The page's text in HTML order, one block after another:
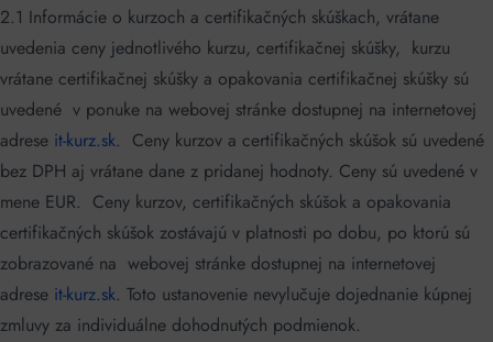
2.1 Informácie o kurzoch a certifikačných skúškach, vrátane
uvedenia ceny jednotlivého kurzu, certifikačnej skúšky, kurzu
vrátane certifikačnej skúšky a opakovania certifikačnej skúšky sú
uvedené v ponuke na webovej stránke dostupnej na internetovej
adrese it-kurz.sk. Ceny kurzov a certifikačných skúšok sú uvedené
bez DPH aj vrátane dane z pridanej hodnoty. Ceny sú uvedené v
mene EUR. Ceny kurzov, certifikačných skúšok a opakovania
certifikačných skúšok zostávajú v platnosti po dobu, po ktorú sú
zobrazované na webovej stránke dostupnej na internetovej
adrese it-kurz.sk. Toto ustanovenie nevylučuje dojednanie kúpnej
zmluvy za individuálne dohodnutých podmienok.